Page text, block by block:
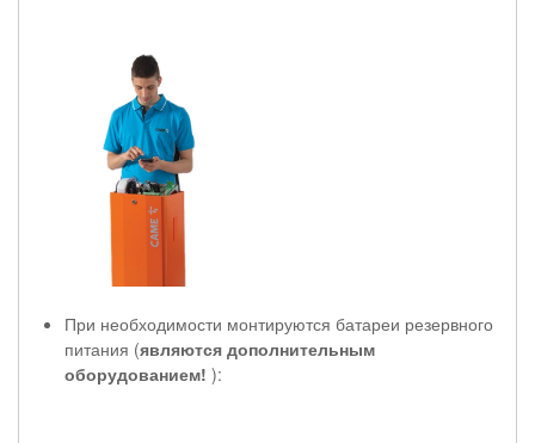
При необходимости монтируются батареи резервного
питания (являются дополнительным
оборудованием! ):